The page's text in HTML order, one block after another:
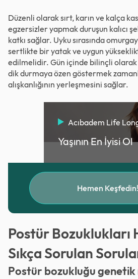
Düzenli olarak sırt, karın ve kalça
egzersizler yapmak duruşun kalıcı
katkı sağlar. Uyku sırasında
sertlikte bir yatak ve uygun
edilmelidir. Gün içinde bilinçli olarak
dik durmaya özen göstermek
alışkanlığının yerleşmesini sağlar.
Acıbadem Life
Yaşının En İyisi Ol
Hemen Keşfedin!
Postür Bozuklukları
Sıkça Sorulan
Postür bozukluğu